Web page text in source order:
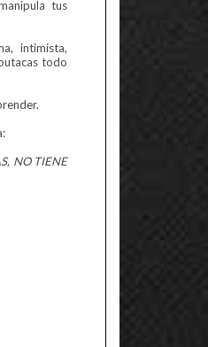
tus
intimista,
todo
NO TIENE